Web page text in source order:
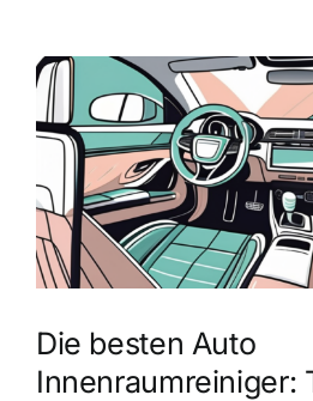
Zeige
grösseres
Bild
Die besten Auto
Innenraumreiniger: